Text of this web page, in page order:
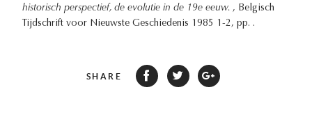
historisch perspectief, de evolutie in de 19e eeuw. , Belgisch
Tijdschrift voor Nieuwste Geschiedenis 1985 1-2, pp. .
SHARE